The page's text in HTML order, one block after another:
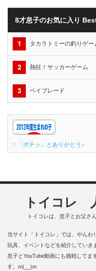
8才息子のお気に入り
タカラトミーの釣りゲ
熱狂！サッカーゲーム
ベイブレード
↑ 「ポチッ」とありがとう♪
トイコレ
トイコレは、息子とお父さ
当サイト「トイコレ」では、やんわ
玩具、イベントなどを紹介していき
息子とYouTube動画にも挑戦してま
す。m(__)m